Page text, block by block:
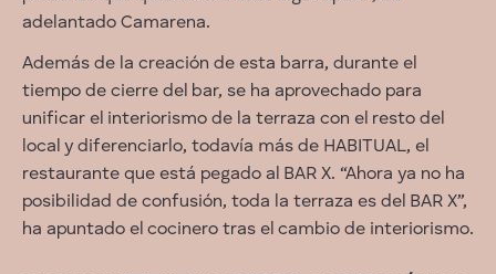
adelantado Camarena.
Además de la creación de esta barra, durante el
tiempo de cierre del bar, se ha aprovechado para
unificar el interiorismo de la terraza con el resto del
local y diferenciarlo, todavía más de HABITUAL, el
restaurante que está pegado al BAR X. “Ahora ya no ha
posibilidad de confusión, toda la terraza es del BAR X”,
ha apuntado el cocinero tras el cambio de interiorismo.